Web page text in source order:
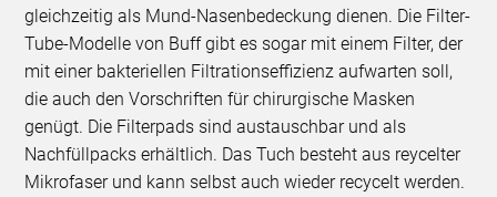
gleichzeitig als Mund-Nasenbedeckung dienen. Die Filter-
Tube-Modelle von Buff gibt es sogar mit einem Filter, der
mit einer bakteriellen Filtrationseffizienz aufwarten soll,
die auch den Vorschriften für chirurgische Masken
genügt. Die Filterpads sind austauschbar und als
Nachfüllpacks erhältlich. Das Tuch besteht aus reycelter
Mikrofaser und kann selbst auch wieder recycelt werden.